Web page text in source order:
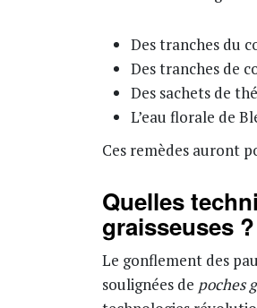
Des tranches du
Des tranches de
Des sachets de
L’eau florale de
Ces remèdes auront
Quelles
graisseuses ?
Le gonflement des
soulignées de poches